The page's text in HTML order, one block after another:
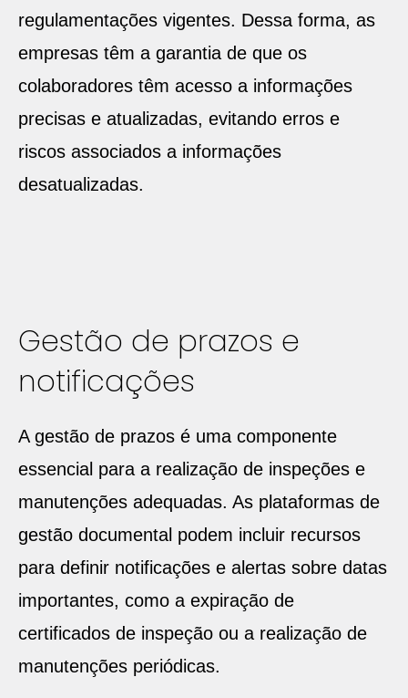
regulamentações vigentes. Dessa forma, as
empresas têm a garantia de que os
colaboradores têm acesso a informações
precisas e atualizadas, evitando erros e
riscos associados a informações
desatualizadas.
Gestão de prazos e
notificações
A gestão de prazos é uma componente
essencial para a realização de inspeções e
manutenções adequadas. As plataformas de
gestão documental podem incluir recursos
para definir notificações e alertas sobre datas
importantes, como a expiração de
certificados de inspeção ou a realização de
manutenções periódicas.